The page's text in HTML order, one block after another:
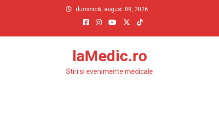
duminică, august 09, 2026
laMedic.ro
Stiri si evenimente medicale